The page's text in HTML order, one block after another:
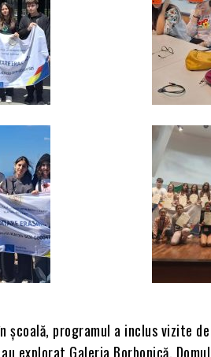
școală, programul a inclus vizite
explorat Galeria Borbonică,